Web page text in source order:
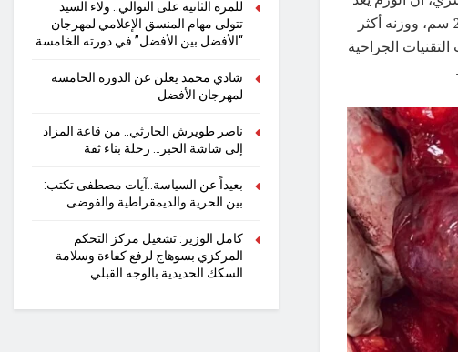
من الأورام النادرة وذات الأحجام الكبيرة جدًا، حيث بلغ حجمه نحو 20 × 22 سم، ووزنه أكثر
التقنيات الجراحية
للمرة الثانية على التوالي.. ولاء السيد
تتولى مهام المنسق الإعلامي لمهرجان
“الأفضل بين الأفضل” في دورته الخامسة
شادي محمد يعلن عن الدوره الخامسه
لمهرجان الأفضل
ناصر طويرش الحارثي.. من قاعة المزاد
إلى شاشة الخبر… رحلة بناء ثقة
بعيداً عن السياسة..آيات مصطفى تكتب:
بين الحرية والديمقراطية والفوضى
كامل الوزير: تشغيل مركز التحكم
المركزي بسوهاج لرفع كفاءة وسلامة
السكك الحديدية بالوجه القبلي